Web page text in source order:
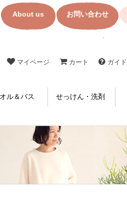
About us お問い合わせ
WEB限定】のレビュー
マイページ カート ガイド
ル＆バス せっけん・洗剤